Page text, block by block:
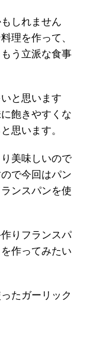
しれません
理を作って、
う立派な食事
と思います
飽きやすくな
思います。
美味しいので
で今回はパン
ンスパンを使
りフランスパ
作ってみたい
たガーリック